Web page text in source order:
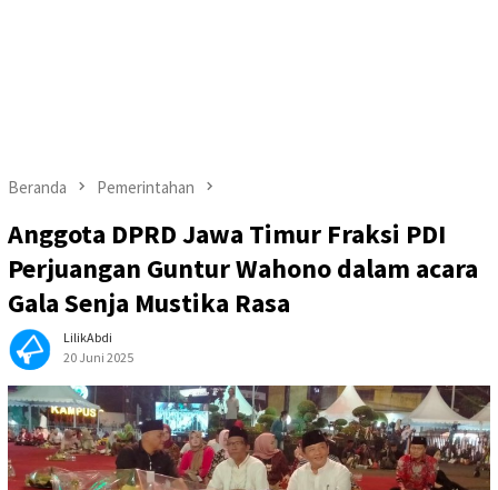
Beranda Pemerintahan
Anggota DPRD Jawa Timur Fraksi PDI
Perjuangan Guntur Wahono dalam acara
Gala Senja Mustika Rasa
LilikAbdi
20 Juni 2025